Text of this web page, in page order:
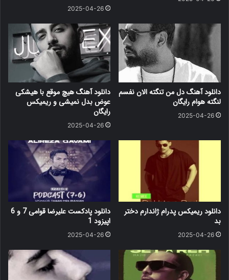
2025-04-26
دانلود آهنگ دل من تنگته الان نفسم
لنگته هوام رایگان
2025-04-26
دانلود آهنگ هیچ موقع با هیشکی
عوض بدل نمیشی و ریمیکس
رایگان
2025-04-26
دانلود ریمیکس پدرام ژاندارم دختر
بد
2025-04-26
دانلود پادکست علیرضا قوامی 7 و 6
اپیزود 1
2025-04-26